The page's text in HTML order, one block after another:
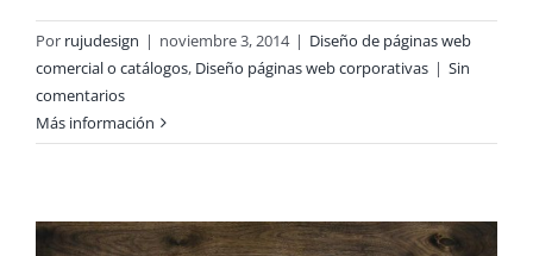
Por rujudesign | noviembre 3, 2014 | Diseño de páginas web
comercial o catálogos, Diseño páginas web corporativas | Sin
comentarios
Más información